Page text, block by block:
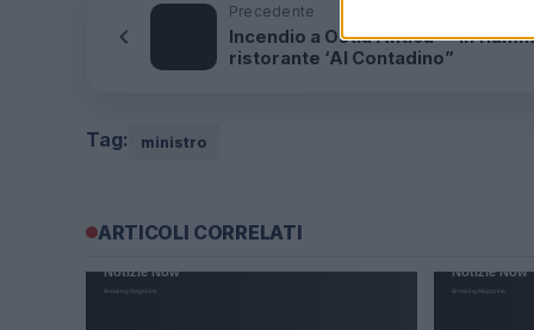
Precedente
Incendio a Ostia Antica — In
ristorante ‘Al Contadino”
Tag: ministro
ARTICOLI CORRELATI